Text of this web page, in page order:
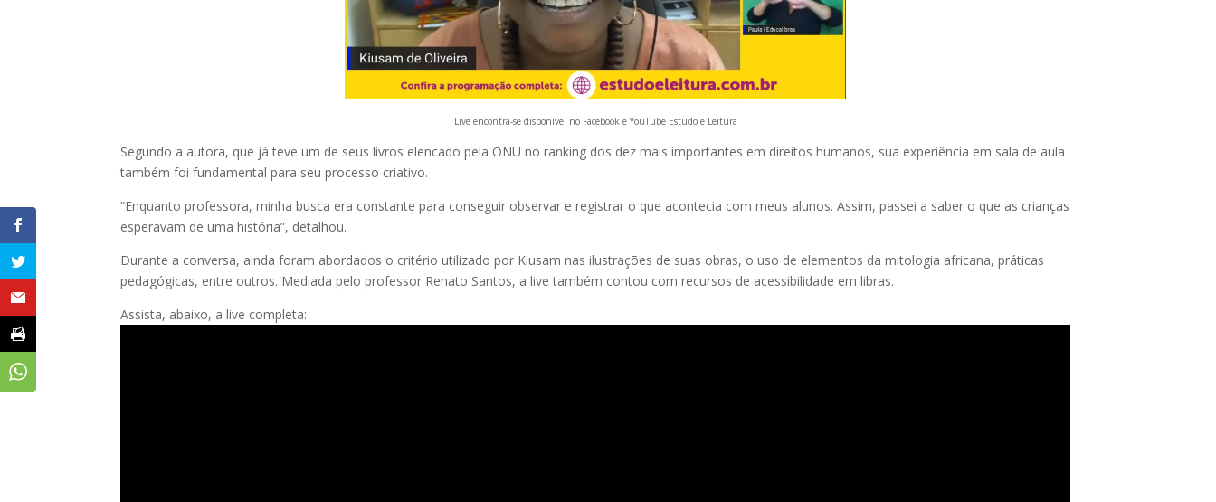
Live encontra-se disponível no Facebook e YouTube Estudo e Leitura
Segundo a autora, que já teve um de seus livros elencado pela ONU no ranking dos dez mais importantes em direitos humanos, sua experiência em sala de aula
também foi fundamental para seu processo criativo.
“Enquanto professora, minha busca era constante para conseguir observar e registrar o que acontecia com meus alunos. Assim, passei a saber o que as crianças
esperavam de uma história”, detalhou.
Durante a conversa, ainda foram abordados o critério utilizado por Kiusam nas ilustrações de suas obras, o uso de elementos da mitologia africana, práticas
pedagógicas, entre outros. Mediada pelo professor Renato Santos, a live também contou com recursos de acessibilidade em libras.
Assista, abaixo, a live completa: